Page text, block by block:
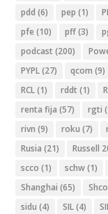
pdd (6) pep (1)
pfe (10) pff(3)
podcast (200)
PYPL(27) qcom (9)
RCL(1) rddt (1)
renta fija (57) rgti
rivn (9) roku (7)
Rusia (21) Russell
scco (1) schw(1)
Shanghai (65)
sidu (4) SIL(4)